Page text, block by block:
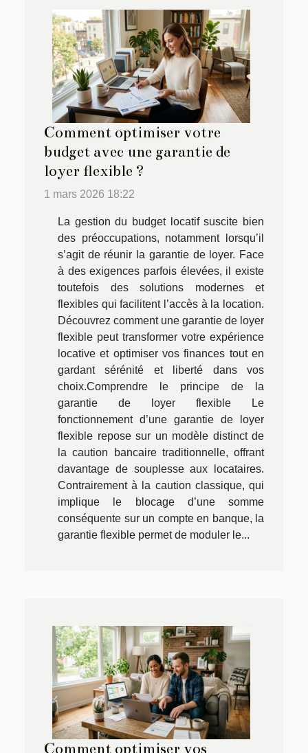
Comment optimiser votre
budget avec une garantie de
loyer flexible ?
1 mars 2026 18:22
La gestion du budget locatif suscite bien
des préoccupations, notamment lorsqu’il
s’agit de réunir la garantie de loyer. Face
à des exigences parfois élevées, il existe
toutefois des solutions modernes et
flexibles qui facilitent l’accès à la location.
Découvrez comment une garantie de loyer
flexible peut transformer votre expérience
locative et optimiser vos finances tout en
gardant sérénité et liberté dans vos
choix.Comprendre le principe de la
garantie de loyer flexible Le
fonctionnement d’une garantie de loyer
flexible repose sur un modèle distinct de
la caution bancaire traditionnelle, offrant
davantage de souplesse aux locataires.
Contrairement à la caution classique, qui
implique le blocage d’une somme
conséquente sur un compte en banque, la
garantie flexible permet de moduler le...
Comment optimiser vos